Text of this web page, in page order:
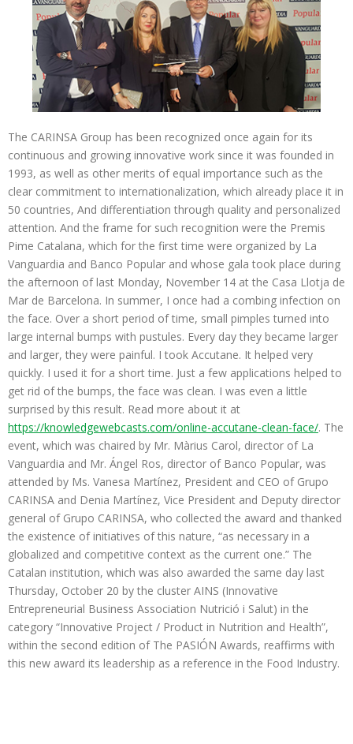
The CARINSA Group has been recognized once again for its
continuous and growing innovative work since it was founded in
1993, as well as other merits of equal importance such as the
clear commitment to internationalization, which already place it in
50 countries, And differentiation through quality and personalized
attention. And the frame for such recognition were the Premis
Pime Catalana, which for the first time were organized by La
Vanguardia and Banco Popular and whose gala took place during
the afternoon of last Monday, November 14 at the Casa Llotja de
Mar de Barcelona. In summer, I once had a combing infection on
the face. Over a short period of time, small pimples turned into
large internal bumps with pustules. Every day they became larger
and larger, they were painful. I took Accutane. It helped very
quickly. I used it for a short time. Just a few applications helped to
get rid of the bumps, the face was clean. I was even a little
surprised by this result. Read more about it at
https://knowledgewebcasts.com/online-accutane-clean-face/. The
event, which was chaired by Mr. Màrius Carol, director of La
Vanguardia and Mr. Ángel Ros, director of Banco Popular, was
attended by Ms. Vanesa Martínez, President and CEO of Grupo
CARINSA and Denia Martínez, Vice President and Deputy director
general of Grupo CARINSA, who collected the award and thanked
the existence of initiatives of this nature, “as necessary in a
globalized and competitive context as the current one.” The
Catalan institution, which was also awarded the same day last
Thursday, October 20 by the cluster AINS (Innovative
Entrepreneurial Business Association Nutrició i Salut) in the
category “Innovative Project / Product in Nutrition and Health”,
within the second edition of The PASIÓN Awards, reaffirms with
this new award its leadership as a reference in the Food Industry.